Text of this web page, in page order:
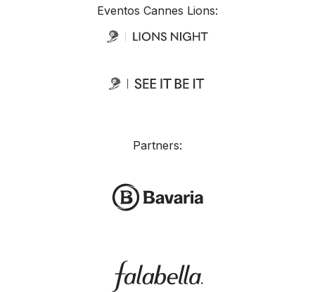
Eventos Cannes Lions:
Partners: